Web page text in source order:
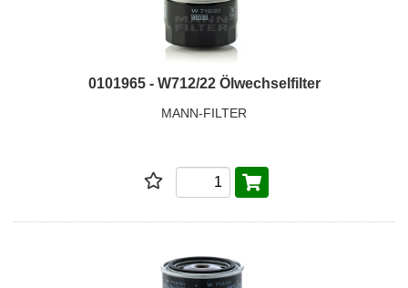
0101965 - W712/22 Ölwechselfilter
MANN-FILTER